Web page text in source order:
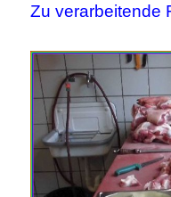
Zu verarbeitende